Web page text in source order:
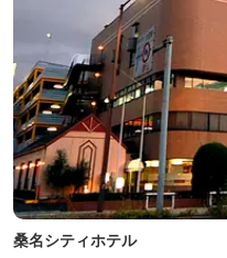
桑名シティホテル